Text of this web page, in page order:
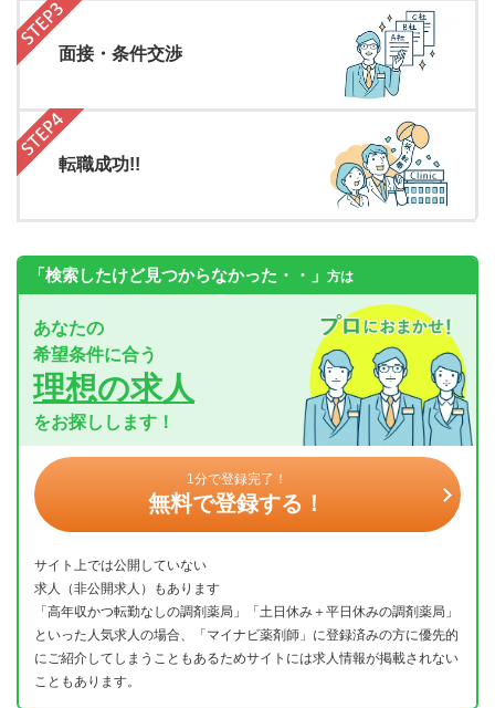
面接・条件交渉
転職成功!!
「検索したけど見つからなかった・・」 方は
あなたの
希望条件に合う
理想の求人
をお探しします！
1分で登録完了！
無料で登録する！
サイト上では公開していない
求人（非公開求人）もあります
「高年収かつ転勤なしの調剤薬局」「土日休み＋平日休みの調剤薬局」
といった人気求人の場合、「マイナビ薬剤師」に登録済みの方に優先的
にご紹介してしまうこともあるためサイトには求人情報が掲載されない
こともあります。